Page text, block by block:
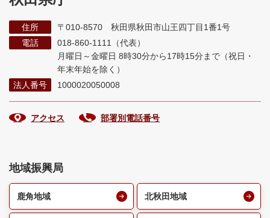
住所
〒010-8570 秋田県秋田市山王四丁目1番1号
電話
018-860-1111（代表）
月曜日～金曜日 8時30分から17時15分まで （祝日・
年末年始を除く）
法人番号
1000020050008
アクセス 部署別電話番号
地域振興局
鹿角地域 北秋田地域